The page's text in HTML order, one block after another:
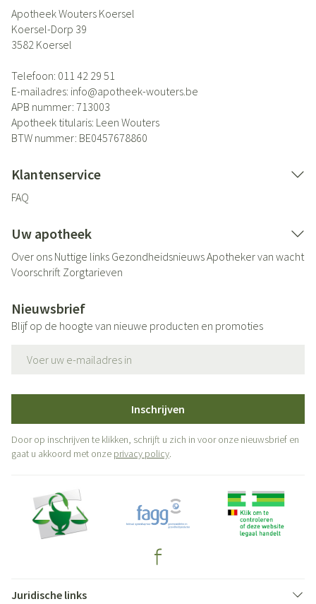
Apotheek Wouters Koersel
Koersel-Dorp 39
3582 Koersel
Telefoon: 011 42 29 51
E-mailadres: info@apotheek-wouters.be
APB nummer: 713003
Apotheek titularis: Leen Wouters
BTW nummer: BE0457678860
Klantenservice
FAQ
Uw apotheek
Over ons Nuttige links GezondheidsnieuwsApotheker van wacht
Voorschrift Zorgtarieven
Nieuwsbrief
Blijf op de hoogte van nieuwe producten en promoties
Inschrijven
Door op inschrijven te klikken, schrijft u zich in voor onze nieuwsbrief en
gaat u akkoord met onze privacy policy.
Juridische links